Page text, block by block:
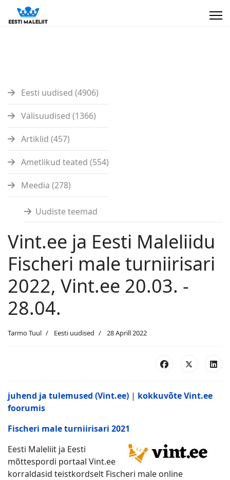
Eesti uudised (4906)
Välisuudised (1366)
Artiklid (457)
Ametlikud teated (554)
Meedia (278)
Uudiste teemad
Vint.ee ja Eesti Maleliidu
Fischeri male turniirisari
2022, Vint.ee 20.03. -
28.04.
Tarmo Tuul Eesti uudised 28 Aprill 2022
juhend ja tulemused (Vint.ee) | kokkuvõte Vint.ee
foorumis
Fischeri male turniirisari 2021
Eesti Maleliit ja Eesti
mõttespordi portaal Vint.ee
korraldasid teistkordselt Fischeri male online